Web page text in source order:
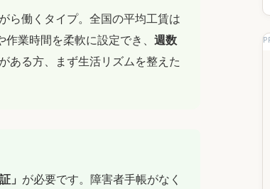
ら働くタイプ。全国の平均工賃は
作業時間を柔軟に設定でき、 週数
ある方、まず生活リズムを整えた
」 が必要です。障害者手帳がなく